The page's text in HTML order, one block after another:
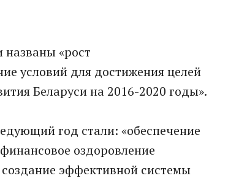
названы «рост
условий для достижения целей
Беларуси на 2016-2020 годы».
год стали: «обеспечение
оздоровление
эффективной системы